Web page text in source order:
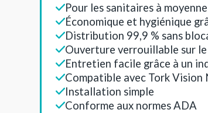
Pour les sanitaires à
Économique et hygiénique
Distribution 99,9 % sans
Ouverture verrouillable sur
Entretien facile grâce à un
Compatible avec Tork Vision
Installation simple
Conforme aux normes ADA